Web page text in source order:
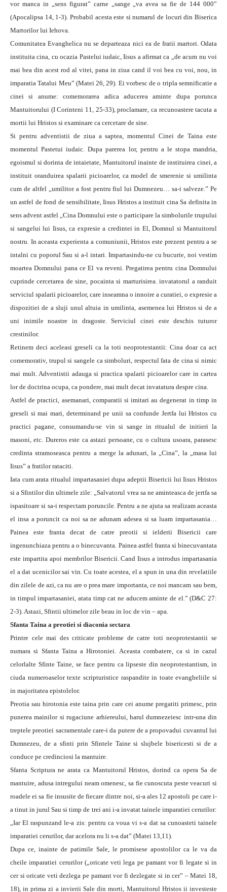
vor manca in „sens figurat” carne „sange „va avea sa fie de 144 000”
(Apocalipsa 14, 1-3). Probabil acesta este si numarul de locuri din Biserica
Martorilor lui Iehova.
Comunitatea Evanghelica nu se departeaza nici ea de fratii martori. Odata
instituita cina, cu ocazia Pastelui iudaic, Iisus a afirmat ca „de acum nu voi
mai bea din acest rod al vitei, pana in ziua cand il voi bea cu voi, nou, in
imparatia Tatalui Meu” (Matei 26, 29). Ei vorbesc de o tripla semnificatie a
cinei si anume: comemorarea adica aducerea aminte dupa porunca
Mantuitorului (I Corinteni 11, 25-33), proclamare, ca recunoastere tacuta a
mortii lui Hristos si examinare ca cercetare de sine.
Si pentru adventistii de ziua a saptea, momentul Cinei de Taina este
momentul Pastetui iudaic. Dupa parerea lor, pentru a le stopa mandria,
egoismul si dorinta de intaietate, Mantuitorul inainte de instituirea cinei, a
instituit oranduirea spalarii picioarelor, ca model de smerenie si umilinta
cum de altfel „umilitor a fost pentru fiul lui Dumnezeu… sa-i salveze.” Pe
un astfel de fond de sensibilitate, Iisus Hristos a instituit cina Sa definita in
sens advent astfel „Cina Domnului este o participare la simbolurile trupului
si sangelui lui Iisus, ca expresie a credintei in El, Domnul si Mantuitorul
nostru. In aceasta experienta a comuniunii, Hristos este prezent pentru a se
intalni cu poporul Sau si a-l intari. Impartasindu-ne cu bucurie, noi vestim
moartea Domnului pana ce El va reveni. Pregatirea pentru cina Domnului
cuprinde cercetarea de sine, pocainta si marturisirea. invatatorul a randuit
serviciul spalarii picioarelor, care inseamna o innoire a curatiei, o expresie a
dispozitiei de a sluji unul altuia in umilinta, asemenea lui Hristos si de a
uni inimile noastre in dragoste. Serviciul cinei este deschis tuturor
crestinilor.
Retinem deci aceleasi greseli ca la toti neoprotestantii: Cina doar ca act
comemorativ, trupul si sangele ca simboluri, respectul fata de cina si nimic
mai mult. Adventistii adauga si practica spalarii picioarelor care in cartea
lor de doctrina ocupa, ca pondere, mai mult decat invatatura despre cina.
Astfel de practici, asemanari, comparatii si imitari au degenerat in timp in
greseli si mai mari, determinand pe unii sa confunde Jertfa lui Hristos cu
practici pagane, consumandu-se vin si sange in ritualul de initieri la
masoni, etc. Dureros este ca astazi persoane, cu o cultura usoara, parasesc
credinta stramoseasca pentru a merge la adunari, la „Cina”, la „masa lui
Iisus” a fratilor rataciti.
Iata cum arata ritualul impartasaniei dupa adeptii Bisericii lui Iisus Hristos
si a Sfintilor din ultimele zile: „Salvatorul vrea sa ne aminteasca de jertfa sa
ispasitoare si sa-i respectam poruncile. Pentru a ne ajuta sa realizam aceasta
el insa a poruncit ca noi sa ne adunam adesea si sa luam impartasania…
Painea este franta decat de catre preotii si ielderii Bisericii care
ingenunchiaza pentru a o binecuvanta. Painea astfel franta si binecuvantata
este impartita apoi membrilor Bisericii. Cand Iisus a introdus impartasania
el a dat ucenicilor sai vin. Cu toate acestea, el a spun in una din revelatiile
din zilele de azi, ca nu are o prea mare importanta, ce noi mancam sau bem,
in timpul impartasaniei, atata timp cat ne aducem aminte de el.” (D&C 27:
2-3). Astazi, Sfintii ultimelor zile beau in loc de vin – apa.
Sfanta Taina a preotiei si diaconia sectara
Printre cele mai des criticate probleme de catre toti neoprotestantii se
numara si Sfanta Taina a Hirotoniei. Aceasta combatere, ca si in cazul
celorlalte Sfinte Taine, se face pentru ca lipseste din neoprotestantism, in
ciuda numeroaselor texte scripturistice raspandite in toate evangheliile si
in majoritatea epistolelor.
Preotia sau hirotonia este taina prin care cei anume pregatiti primesc, prin
punerea mainilor si rugaciune arhiereului, harul dumnezeiesc intr-una din
treptele preotiei sacramentale care-i da putere de a propovadui cuvantul lui
Dumnezeu, de a sfinti prin Sfintele Taine si slujbele bisericesti si de a
conduce pe credinciosi la mantuire.
Sfanta Scriptura ne arata ca Mantuitorul Hristos, dorind ca opera Sa de
mantuire, adusa intregului neam omenesc, sa fie cunoscuta peste veacuri si
roadele ei sa fie insusite de fiecare dintre noi, si-a ales 12 apostoli pe care i-
a tinut in jurul Sau si timp de trei ani i-a invatat tainele imparatiei cerurilor:
„Iar El raspunzand le-a zis: pentru ca voua vi s-a dat sa cunoasteti tainele
imparatiei cerurilor, dar acelora nu li s-a dat” (Matei 13,11).
Dupa ce, inainte de patimile Sale, le promisese apostolilor ca le va da
cheile imparatiei cerurilor („oricate veti lega pe pamant vor fi legate si in
cer si oricate veti dezlega pe pamant vor fi dezlegate si in cer” – Matei 18,
18), in prima zi a invierii Sale din morti, Mantuitorul Hristos ii investeste